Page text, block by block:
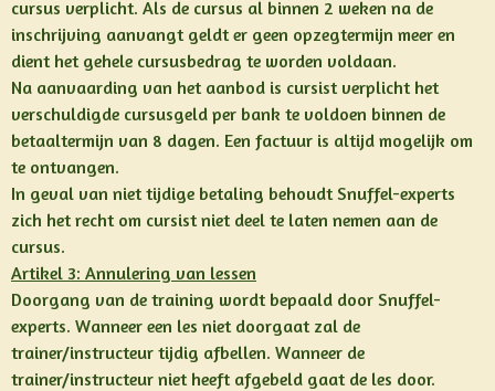
cursus verplicht. Als de cursus al binnen 2 weken na de
inschrijving aanvangt geldt er geen opzegtermijn meer en
dient het gehele cursusbedrag te worden voldaan.
Na aanvaarding van het aanbod is cursist verplicht het
verschuldigde cursusgeld per bank te voldoen binnen de
betaaltermijn van 8 dagen. Een factuur is altijd mogelijk om
te ontvangen.
In geval van niet tijdige betaling behoudt Snuffel-experts
zich het recht om cursist niet deel te laten nemen aan de
cursus.
Artikel 3: Annulering van lessen
Doorgang van de training wordt bepaald door Snuffel-
experts. Wanneer een les niet doorgaat zal de
trainer/instructeur tijdig afbellen. Wanneer de
trainer/instructeur niet heeft afgebeld gaat de les door.